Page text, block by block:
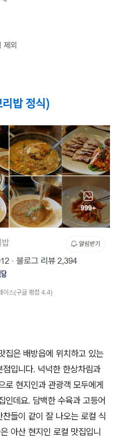
외
밥 정식)
이스(구글 평점 4.4)
집은 배방읍에 위치하고 있는
입니다. 넉넉한 한상차림과
로 현지인과 관광객 모두에게
인데요. 담백한 수육과 고등어
들이 같이 잘 나오는 로컬 식
아산 현지인 로컬 맛집입니